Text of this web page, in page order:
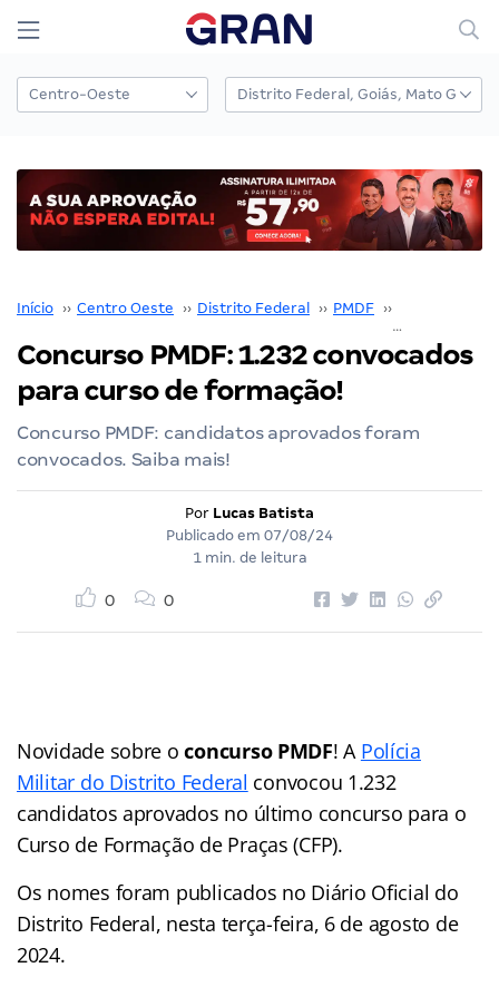
Início ›› Centro Oeste ›› Distrito Federal ›› PMDF ››
Concurso PMDF: 1.232 convocados
para curso de formação!
Concurso PMDF: candidatos aprovados foram
convocados. Saiba mais!
Por Lucas Batista
Publicado em 07/08/24
1 min. de leitura
0 0
Novidade sobre oconcurso PMDF! A Polícia
Militar do Distrito Federal convocou 1.232
candidatos aprovados no último concurso para o
Curso de Formação de Praças (CFP).
Os nomes foram publicados no Diário Oficial do
Distrito Federal, nesta terça-feira, 6 de agosto de
2024.